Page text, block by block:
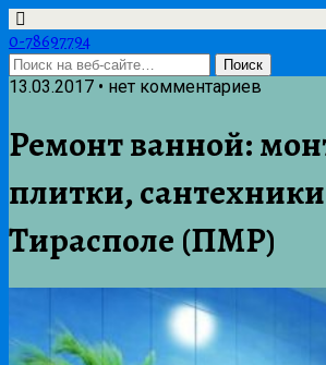
0-78697794
13.03.2017 • нет комментариев
Ремонт ванной:
плитки,
Тирасполе (ПМР)